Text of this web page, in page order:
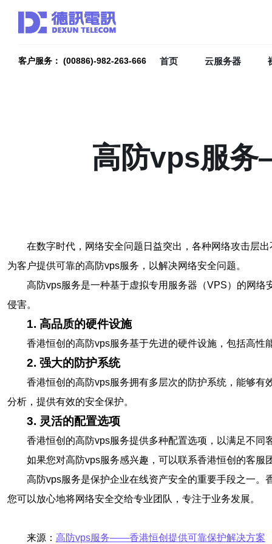
客户服务： (00886)-982-263-666 首页 云服务器
高防vps服
在数字时代，网络安全问题日益突出，各种网络攻击层
为客户提供可靠的高防vps服务，以解决网络安全问题。
高防vps服务是一种基于虚拟专用服务器（VPS）的网
侵害。
1. 高品质的硬件设施
香港恒创的高防vps服务基于先进的硬件设施，包括高
2. 强大的防护系统
香港恒创的高防vps服务拥有多层次的防护系统，能够
分析，提供有效的安全保护。
3. 灵活的配置选项
香港恒创的高防vps服务提供多种配置选项，以满足不
如果您对高防vps服务感兴趣，可以联系香港恒创的客
高防vps服务是保护企业在线资产安全的重要手段之一
您可以放心地将网络安全交给专业团队，专注于业务发展。
来源： 高防vps服务——香港恒创提供可靠保护解决方案